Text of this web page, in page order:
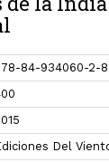
84-934060-2-8
Del